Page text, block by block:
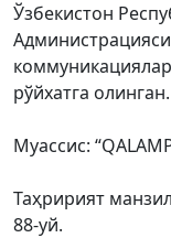
Ўзбекистон
рўйхатга олинган.
Муассис:
Таҳририят
88-уй.